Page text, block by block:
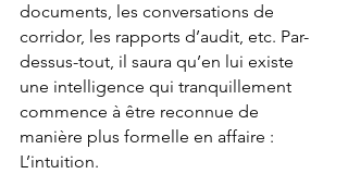
documents, les conversations de
corridor, les rapports d’audit, etc. Par-
dessus-tout, il saura qu’en lui existe
une intelligence qui tranquillement
commence à être reconnue de
manière plus formelle en affaire :
L’intuition.